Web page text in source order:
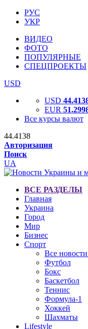
РУС
УКР
ВИДЕО
ФОТО
ПОПУЛЯРНЫЕ
СПЕЦПРОЕКТЫ
USD
USD
EUR
Все курсы валют
44.4138
Авторизация
Поиск
UA
ВСЕ РАЗДЕЛЫ
Главная
Украина
Город
Мир
Бизнес
Спорт
Все новости
Футбол
Бокс
Баскетбол
Теннис
Формула-1
Хоккей
Шахматы
Lifestyle